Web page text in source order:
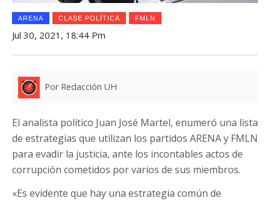
ARENA CLASE POLÍTICA FMLN
Jul 30, 2021, 18:44 Pm
Por Redacción UH
El analista político Juan José Martel, enumeró una lista
de estrategias que utilizan los partidos ARENA y FMLN
para evadir la justicia, ante los incontables actos de
corrupción cometidos por varios de sus miembros.
«Es evidente que hay una estrategia común de